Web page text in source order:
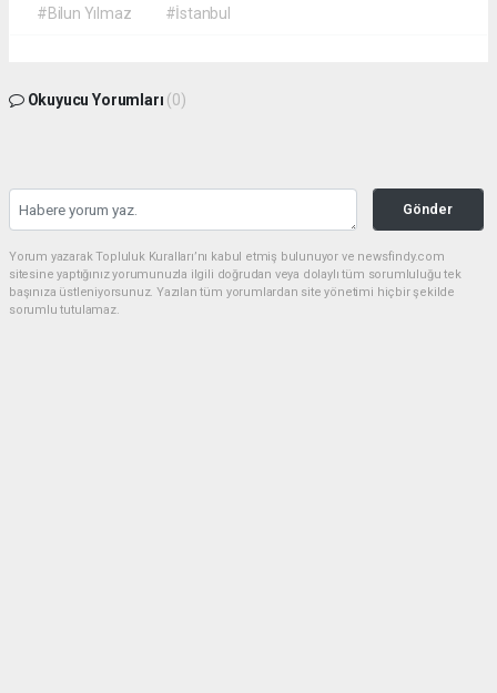
#Bilun Yılmaz
#İstanbul
Okuyucu Yorumları (0)
Gönder
Yorum yazarak Topluluk Kuralları’nı kabul etmiş bulunuyor ve newsfindy.com
sitesine yaptığınız yorumunuzla ilgili doğrudan veya dolaylı tüm sorumluluğu tek
başınıza üstleniyorsunuz. Yazılan tüm yorumlardan site yönetimi hiçbir şekilde
sorumlu tutulamaz.